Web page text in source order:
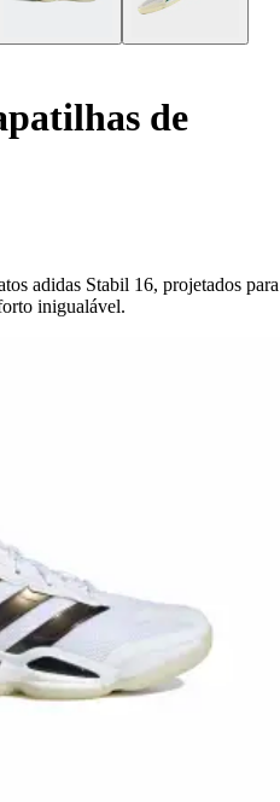
de
adidas Stabil 16, projetados para
inigualável.